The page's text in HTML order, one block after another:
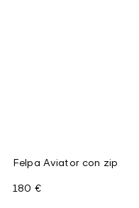
Felpa Aviator con zip
180 €